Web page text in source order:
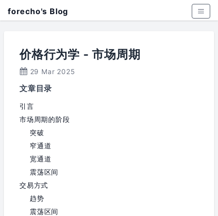
forecho's Blog
价格行为学 - 市场周期
29 Mar 2025
文章目录
引言
市场周期的阶段
突破
窄通道
宽通道
震荡区间
交易方式
趋势
震荡区间